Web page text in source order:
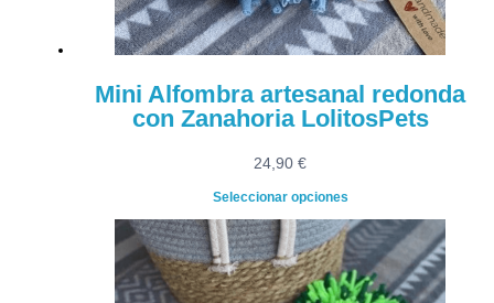
Mini Alfombra artesanal redonda
con Zanahoria LolitosPets
24,90 €
Seleccionar opciones